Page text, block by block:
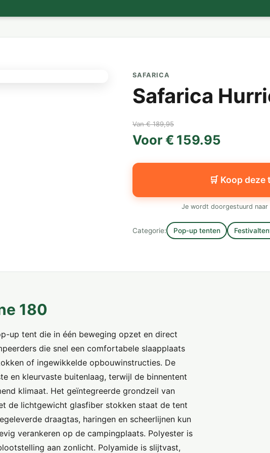
SAFARICA
Safarica
Van € 189,95
Voor € 159.95
🛒 Koop
Je wordt doorgestuurd
Categorie: Pop-up tenten
180
up tent die in één beweging opzet en direct
die snel een comfortabele slaapplaats
of ingewikkelde opbouwinstructies. De
en kleurvaste buitenlaag, terwijl de binnentent
klimaat. Het geïntegreerde grondzeil van
de lichtgewicht glasfiber stokken staat de tent
draagtas, haringen en scheerlijnen kun
verankeren op de campingplaats. Polyester is
aan zonlicht. Polyamide is slijtvast,